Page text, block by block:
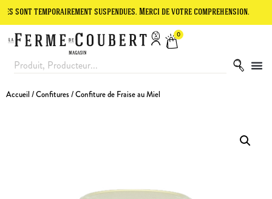
suspendues. Merci de votre compréhension. Le site
0
Accueil /Confitures/ Confiture de Fraise au Miel